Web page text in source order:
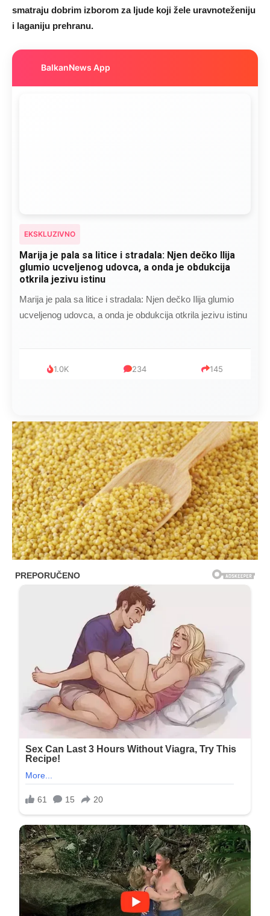
smatraju dobrim izborom za ljude koji žele uravnoteženiju
i laganiju prehranu.
BalkanNews App
EKSKLUZIVNO
Marija je pala sa litice i stradala: Njen dečko Ilija
glumio ucveljenog udovca, a onda je obdukcija
otkrila jezivu istinu
Marija je pala sa litice i stradala: Njen dečko Ilija glumio
ucveljenog udovca, a onda je obdukcija otkrila jezivu istinu
1.0K 234 145